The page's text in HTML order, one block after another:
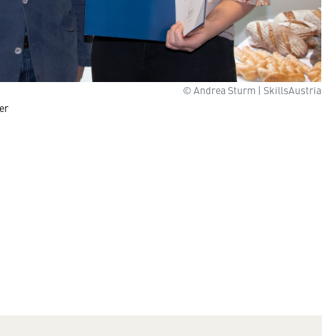
© Andrea Sturm | SkillsAustria